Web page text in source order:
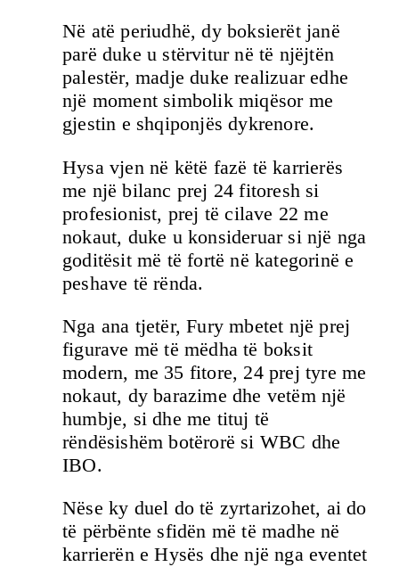
Në atë periudhë, dy boksierët janë
parë duke u stërvitur në të njëjtën
palestër, madje duke realizuar edhe
një moment simbolik miqësor me
gjestin e shqiponjës dykrenore.
Hysa vjen në këtë fazë të karrierës
me një bilanc prej 24 fitoresh si
profesionist, prej të cilave 22 me
nokaut, duke u konsideruar si një nga
goditësit më të fortë në kategorinë e
peshave të rënda.
Nga ana tjetër, Fury mbetet një prej
figurave më të mëdha të boksit
modern, me 35 fitore, 24 prej tyre me
nokaut, dy barazime dhe vetëm një
humbje, si dhe me tituj të
rëndësishëm botërorë si WBC dhe
IBO.
Nëse ky duel do të zyrtarizohet, ai do
të përbënte sfidën më të madhe në
karrierën e Hysës dhe një nga eventet